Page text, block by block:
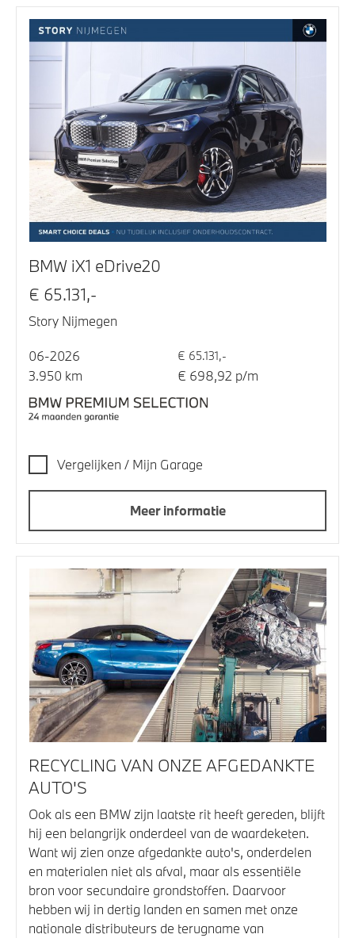
BMW iX1 eDrive20
€ 65.131,-
Story Nijmegen
06-2026 € 65.131,-
3.950 km € 698,92 p/m
Vergelijken / Mijn Garage
Meer informatie
RECYCLING VAN ONZE AFGEDANKTE
AUTO'S
Ook als een BMW zijn laatste rit heeft gereden, blijft
hij een belangrijk onderdeel van de waardeketen.
Want wij zien onze afgedankte auto's, onderdelen
en materialen niet als afval, maar als essentiële
bron voor secundaire grondstoffen. Daarvoor
hebben wij in dertig landen en samen met onze
nationale distributeurs de terugname van